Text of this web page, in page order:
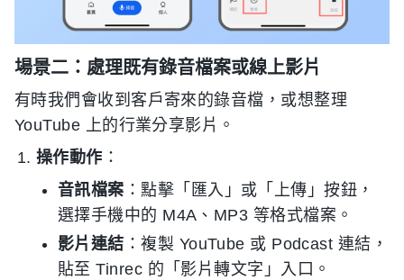
場景二：處理既有錄音檔案或線上影片
有時我們會收到客戶寄來的錄音檔，或想整理
YouTube 上的行業分享影片。
操作動作 ：
音訊檔案 ：點擊「匯入」或「上傳」按鈕，
選擇手機中的 M4A、MP3 等格式檔案。
影片連結 ：複製 YouTube 或 Podcast 連結，
貼至 Tinrec 的「影片轉文字」入口。